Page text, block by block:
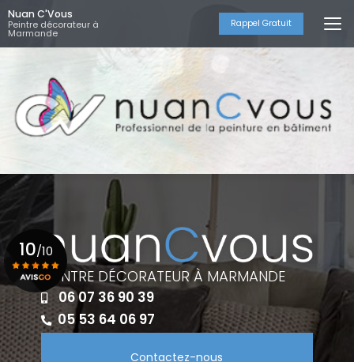
Aller
au
contenu
principal
Nuan C'Vous
Peintre décorateur à
Marmande
Rappel Gratuit
PEINTRE DÉCORATEUR À MARMANDE
06 07 36 90 39
05 53 64 06 97
Contactez-nous
10/10
Voir le certificat